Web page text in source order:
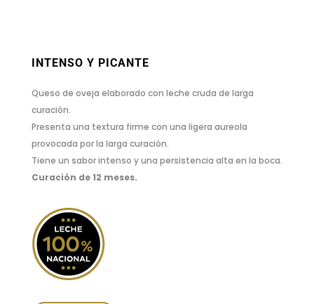
INTENSO Y PICANTE
Queso de oveja elaborado con leche cruda de larga
curación.
Presenta una textura firme con una ligera aureola
provocada por la larga curación.
Tiene un sabor intenso y una persistencia alta en la boca.
Curación de 12 meses.